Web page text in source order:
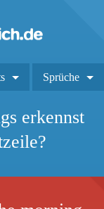
Sprüche
erkennst